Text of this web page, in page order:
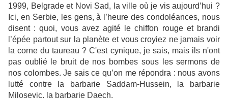
1999, Belgrade et Novi Sad, la ville où je vis aujourd’hui ?
Ici, en Serbie, les gens, à l’heure des condoléances, nous
disent : quoi, vous avez agité le chiffon rouge et brandi
l’épée partout sur la planète et vous croyiez ne jamais voir
la corne du taureau ? C'est cynique, je sais, mais ils n'ont
pas oublié le bruit de nos bombes sous les sermons de
nos colombes. Je sais ce qu’on me répondra : nous avons
lutté contre la barbarie Saddam-Hussein, la barbarie
Milosevic, la barbarie Daech.